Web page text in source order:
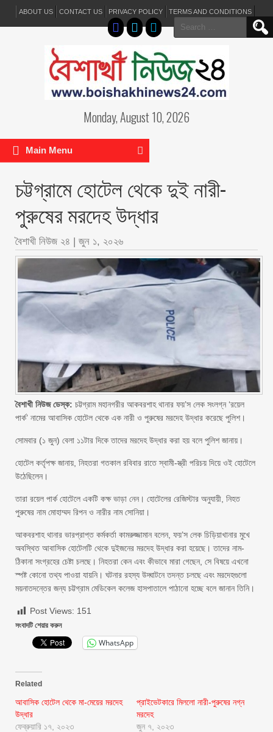
ABOUT US CONTACT US PRIVACY POLICY TERMS AND CONDITIONS
Search
for:
Monday, August 10, 2026
Main Menu
চট্টগ্রামে হোটেল থেকে দুই নারী-
পুরুষের মরদেহ উদ্ধার
বৈশাখী নিউজ ২৪ | জুন ১, ২০২৬
বৈশাখী নিউজ ডেস্ক: চট্টগ্রাম মহানগরীর আকবরশাহ থানার ফয়’স লেক সংলগ্ন ‘রয়েল
পার্ক’ নামের আবাসিক হোটেল থেকে এক নারী ও পুরুষের মরদেহ উদ্ধার করেছে পুলিশ।
সোমবার (১ জুন) বেলা ১১টার দিকে তাদের মরদেহ উদ্ধার করা হয় বলে পুলিশ জানায়।
হোটেল কর্তৃপক্ষ জানায়, নিহতরা গতকাল রবিবার রাতে স্বামী-স্ত্রী পরিচয় দিয়ে ওই হোটেলে
উঠেছিলেন।
তারা রয়েল পার্ক হোটেলে একটি কক্ষ ভাড়া নেন। হোটেলের রেজিস্টার অনুযায়ী, নিহত
পুরুষের নাম মোহাম্মদ রিপন ও নারীর নাম সোনিয়া।
আকবরশাহ থানার ভারপ্রাপ্ত কর্মকর্তা কামরুজ্জামান বলেন, ফয়’স লেক চিড়িয়াখানার মুখে
অবস্থিত আবাসিক হোটেলটি থেকে দুইজনের মরদেহ উদ্ধার করা হয়েছে। তাদের নাম-
ঠিকানা সংগ্রহের চেষ্টা চলছে। নিহতরা কেন এবং কীভাবে মারা গেছেন, সে বিষয়ে এখনো
স্পষ্ট কোনো তথ্য পাওয়া যায়নি। ঘটনার রহস্য উদ্ঘাটনে তদন্ত চলছে এবং মরদেহগুলো
ময়নাতদন্তের জন্য চট্টগ্রাম মেডিকেল কলেজ হাসপাতালে পাঠানো হচ্ছে বলে জানান তিনি।
Post Views: 151
সংবাদটি শেয়ার করুন
WhatsApp
Related
আবাসিক হোটেল থেকে মা-মেয়ের মরদেহ
উদ্ধার
ফেব্রুয়ারি ১৭, ২০২৩
প্রাইভেটকারে মিললো নারী-পুরুষের নগ্ন
মরদেহ
জুন ৭, ২০২৩